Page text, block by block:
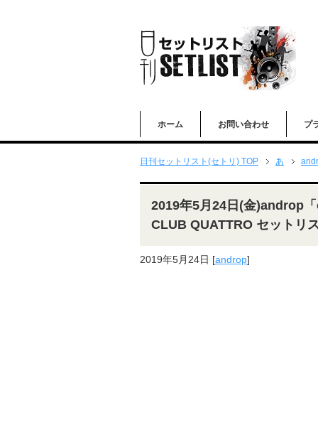
ホーム お問い合わせ プ
日刊セットリスト(セトリ) TOP あ
2019年5月24日(金)androp
CLUB QUATTRO セットリ
2019年5月24日 [androp]